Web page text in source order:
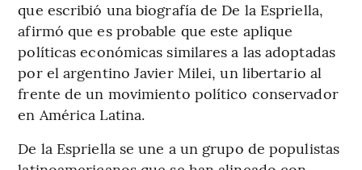
que escribió una biografía de De la Espriella,
afirmó que es probable que este aplique
políticas económicas similares a las adoptadas
por el argentino Javier Milei, un libertario al
frente de un movimiento político conservador
en América Latina.
De la Espriella se une a un grupo de populistas